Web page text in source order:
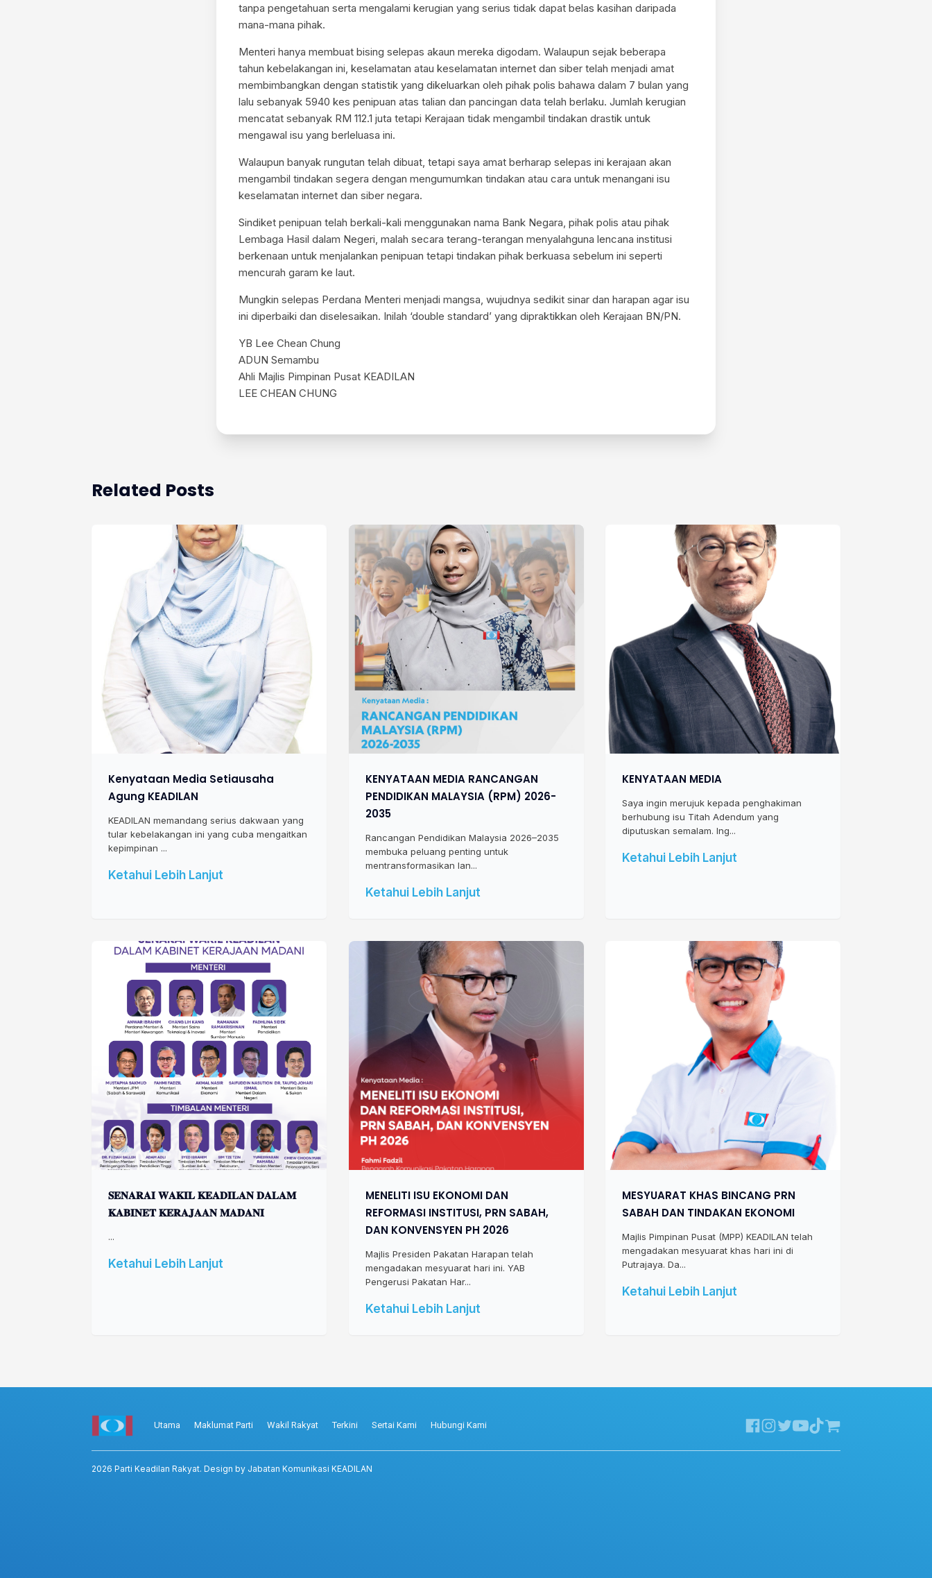
tanpa pengetahuan serta mengalami kerugian yang serius tidak dapat belas kasihan daripada
mana-mana pihak.
Menteri hanya membuat bising selepas akaun mereka digodam. Walaupun sejak beberapa
tahun kebelakangan ini, keselamatan atau keselamatan internet dan siber telah menjadi amat
membimbangkan dengan statistik yang dikeluarkan oleh pihak polis bahawa dalam 7 bulan yang
lalu sebanyak 5940 kes penipuan atas talian dan pancingan data telah berlaku. Jumlah kerugian
mencatat sebanyak RM 112.1 juta tetapi Kerajaan tidak mengambil tindakan drastik untuk
mengawal isu yang berleluasa ini.
Walaupun banyak rungutan telah dibuat, tetapi saya amat berharap selepas ini kerajaan akan
mengambil tindakan segera dengan mengumumkan tindakan atau cara untuk menangani isu
keselamatan internet dan siber negara.
Sindiket penipuan telah berkali-kali menggunakan nama Bank Negara, pihak polis atau pihak
Lembaga Hasil dalam Negeri, malah secara terang-terangan menyalahguna lencana institusi
berkenaan untuk menjalankan penipuan tetapi tindakan pihak berkuasa sebelum ini seperti
mencurah garam ke laut.
Mungkin selepas Perdana Menteri menjadi mangsa, wujudnya sedikit sinar dan harapan agar isu
ini diperbaiki dan diselesaikan. Inilah ‘double standard’ yang dipraktikkan oleh Kerajaan BN/PN.
YB Lee Chean Chung
ADUN Semambu
Ahli Majlis Pimpinan Pusat KEADILAN
LEE CHEAN CHUNG
Related Posts
Kenyataan Media Setiausaha
Agung KEADILAN
KEADILAN memandang serius dakwaan yang
tular kebelakangan ini yang cuba mengaitkan
kepimpinan ...
Ketahui Lebih Lanjut
KENYATAAN MEDIA RANCANGAN
PENDIDIKAN MALAYSIA (RPM) 2026-
2035
Rancangan Pendidikan Malaysia 2026–2035
membuka peluang penting untuk
mentransformasikan lan...
Ketahui Lebih Lanjut
KENYATAAN MEDIA
Saya ingin merujuk kepada penghakiman
berhubung isu Titah Adendum yang
diputuskan semalam. Ing...
Ketahui Lebih Lanjut
𝐒𝐄𝐍𝐀𝐑𝐀𝐈 𝐖𝐀𝐊𝐈𝐋 𝐊𝐄𝐀𝐃𝐈𝐋𝐀𝐍 𝐃𝐀𝐋𝐀𝐌
𝐊𝐀𝐁𝐈𝐍𝐄𝐓 𝐊𝐄𝐑𝐀𝐉𝐀𝐀𝐍 𝐌𝐀𝐃𝐀𝐍𝐈
...
Ketahui Lebih Lanjut
MENELITI ISU EKONOMI DAN
REFORMASI INSTITUSI, PRN SABAH,
DAN KONVENSYEN PH 2026
Majlis Presiden Pakatan Harapan telah
mengadakan mesyuarat hari ini. YAB
Pengerusi Pakatan Har...
Ketahui Lebih Lanjut
MESYUARAT KHAS BINCANG PRN
SABAH DAN TINDAKAN EKONOMI
Majlis Pimpinan Pusat (MPP) KEADILAN telah
mengadakan mesyuarat khas hari ini di
Putrajaya. Da...
Ketahui Lebih Lanjut
Utama Maklumat Parti Wakil Rakyat Terkini Sertai Kami Hubungi Kami
2026 Parti Keadilan Rakyat. Design by Jabatan Komunikasi KEADILAN